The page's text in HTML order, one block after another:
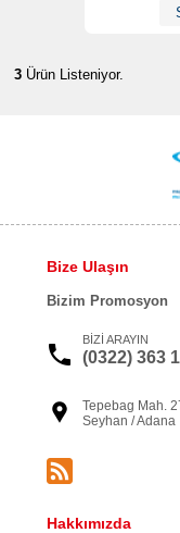
3Ürün Listeniyor.
Bize Ulaşın
Bizim Promosyon
BİZİ ARAYIN
(0322) 363
Tepebag Mah.
Seyhan / Adana
Hakkımızda